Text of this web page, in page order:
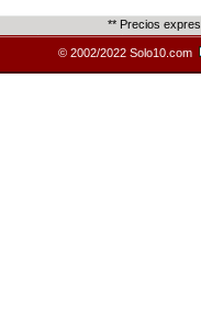
** Precios
© 2002/2022 Solo10.com